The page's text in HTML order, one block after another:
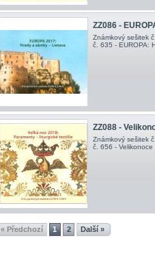
ZZ086 -
Známkový sešitek
č. 635 - EUROPA:
ZZ088 -
Známkový sešitek
č. 656 -
« Předchozí 1 2 Další »